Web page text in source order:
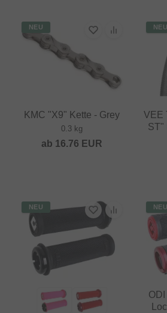
NEU
KMC "X9" Kette - Grey
0.3 kg
ab 16.76 EUR
NEU
VEE
ST"
NEU NEU